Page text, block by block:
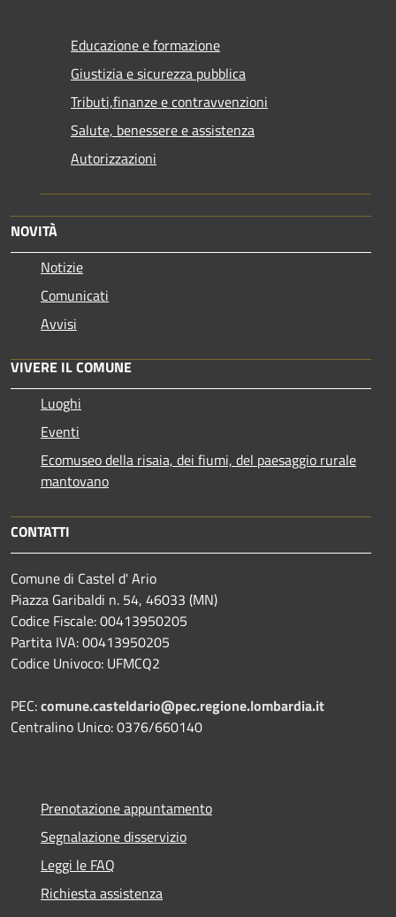
Educazione e formazione
Giustizia e sicurezza pubblica
Tributi,finanze e contravvenzioni
Salute, benessere e assistenza
Autorizzazioni
NOVITÀ
Notizie
Comunicati
Avvisi
VIVERE IL COMUNE
Luoghi
Eventi
Ecomuseo della risaia, dei fiumi, del paesaggio rurale
mantovano
CONTATTI
Comune di Castel d' Ario
Piazza Garibaldi n. 54, 46033 (MN)
Codice Fiscale: 00413950205
Partita IVA: 00413950205
Codice Univoco: UFMCQ2
PEC:comune.casteldario@pec.regione.lombardia.it
Centralino Unico: 0376/660140
Prenotazione appuntamento
Segnalazione disservizio
Leggi le FAQ
Richiesta assistenza